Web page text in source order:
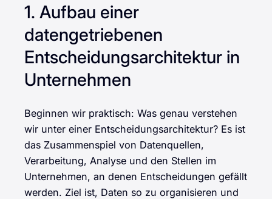
1. Aufbau einer
datengetriebenen
Entscheidungsarchitektur in
Unternehmen
Beginnen wir praktisch: Was genau verstehen
wir unter einer Entscheidungsarchitektur? Es ist
das Zusammenspiel von Datenquellen,
Verarbeitung, Analyse und den Stellen im
Unternehmen, an denen Entscheidungen gefällt
werden. Ziel ist, Daten so zu organisieren und